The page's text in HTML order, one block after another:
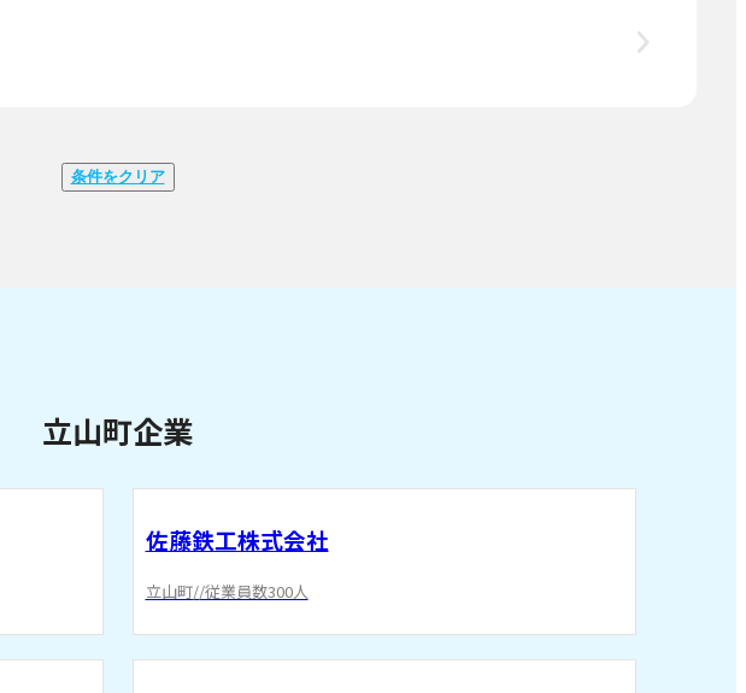
条件をクリア
立山町企業
佐藤鉄工株式会社
立山町//従業員数300人